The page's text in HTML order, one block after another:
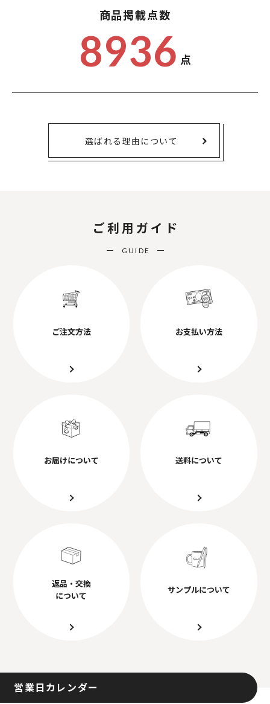
商品掲載点数
8936 点
選ばれる理由について
ご利用ガイド
GUIDE
ご注文方法 お支払い方法
お届けについて 送料について
返品・交換
について
サンプルについて
営業日カレンダー